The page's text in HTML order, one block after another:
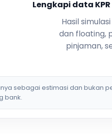
Lengkapi data
Hasil
dan floating,
pinjaman,
sebagai estimasi dan bukan
bank.